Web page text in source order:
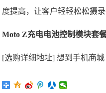
度提高，让客户轻轻松松摄录
Moto Z充电电池控制模块套
[选购详细地址] 想到手机商城